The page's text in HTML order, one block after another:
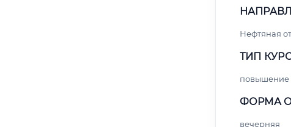
Нефтяная
ТИП
повышение
ФОРМА
вечерняя